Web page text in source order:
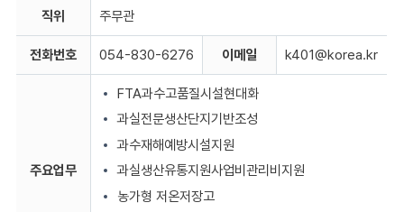
직위 주무관
전화번호 054-830-6276 이메일 k401@korea.kr
주요업무
FTA과수고품질시설현대화
과실전문생산단지기반조성
과수재해예방시설지원
과실생산유통지원사업비관리비지원
농가형 저온저장고